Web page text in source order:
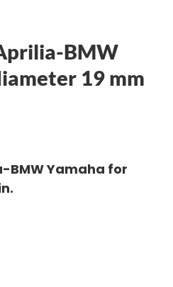
BMW
19 mm
Yamaha for